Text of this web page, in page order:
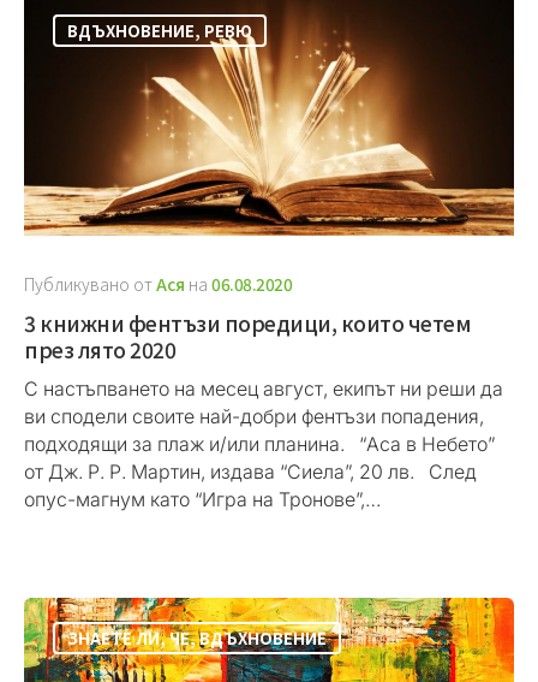
ВДЪХНОВЕНИЕ, РЕВЮ
Публикувано отАся на 06.08.2020
3 книжни фентъзи поредици, които четем
през лято 2020
С настъпването нa месец август, екипът ни реши да
ви сподели своите най-добри фентъзи попадения,
подходящи за плаж и/или планина. “Аса в Небето”
от Дж. Р. Р. Мартин, издава “Сиела”, 20 лв. След
опус-магнум като “Игра на Тронове”,…
ЗНАЕТЕ ЛИ, ЧЕ,ВДЪХНОВЕНИЕ